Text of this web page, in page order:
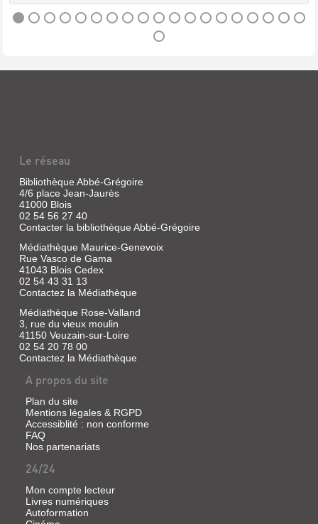
|
Vincent,
1990
RATAPLAN
PLAN
PLAN
Livre
Gabrielle
Duculot,
1984
Albums
duculot)
LE
PATCHWORK
Livre
Vincent,
Gabrielle
1982
(Les
Albums
|
2017
(Momo)
"Hey
le
bon
dieu
!
Dis
à
mon
papa
qu'il
faut
qu'il
rentre
vite
!
dis-
que
je
lui
fais
des
bécots
Et
mamy
aussi,
elle
Le réseau
Bibliothèque Abbé-Grégoire
4/6 place Jean-Jaurès
41000 Blois
02 54 56 27 40
Contacter la bibliothèque Abbé-Grégoire
Médiathèque Maurice-Genevoix
Rue Vasco de Gama
41043 Blois Cedex
02 54 43 31 13
Contactez la Médiathèque
Médiathèque Rose-Valland
3, rue du vieux moulin
41150 Veuzain-sur-Loire
02 54 20 78 00
Contactez la Médiathèque
A propos du site
Plan du site
Mentions légales & RGPD
Accessiblité : non conforme
FAQ
Nos partenariats
24/24
Mon compte lecteur
Livres numériques
Autoformation